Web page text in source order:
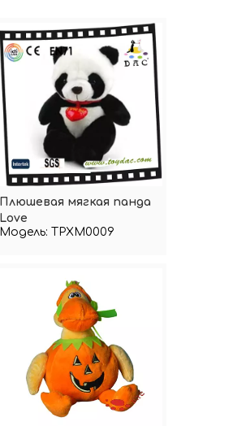
Плюшевая мягкая панда
Love
Модель: TPXM0009